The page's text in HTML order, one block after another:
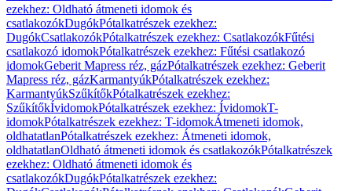
ezekhez: Oldható átmeneti idomok és
csatlakozókDugókPótalkatrészek ezekhez:
DugókCsatlakozókPótalkatrészek ezekhez: CsatlakozókFűtési
csatlakozó idomokPótalkatrészek ezekhez: Fűtési csatlakozó
idomokGeberit Mapress réz, gázPótalkatrészek ezekhez: Geberit
Mapress réz, gázKarmantyúkPótalkatrészek ezekhez:
KarmantyúkSzűkítőkPótalkatrészek ezekhez:
SzűkítőkÍvidomokPótalkatrészek ezekhez: ÍvidomokT-
idomokPótalkatrészek ezekhez: T-idomokÁtmeneti idomok,
oldhatatlanPótalkatrészek ezekhez: Átmeneti idomok,
oldhatatlanOldható átmeneti idomok és csatlakozókPótalkatrészek
ezekhez: Oldható átmeneti idomok és
csatlakozókDugókPótalkatrészek ezekhez: